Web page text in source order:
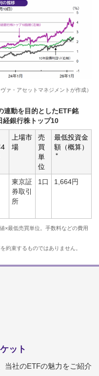
ァ・アセットマネジメントが作成）
連動を目的としたETF銘
経銀行株トップ10
4
上場市
場
売
買
単
位
最低投資金
額（概算）
＊
東京証
券取引
所
1口 1,664円
×最低売買単位。手数料などの費用
約束するものではありません。
ット
当社のETFの魅力をご紹介